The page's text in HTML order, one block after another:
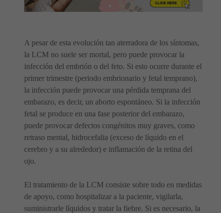
A pesar de esta evolución tan aterradora de los síntomas,
la LCM no suele ser mortal, pero puede provocar la
infección del embrión o del feto. Si esto ocurre durante el
primer trimestre (periodo embrionario y fetal temprano),
la infección puede provocar una pérdida temprana del
embarazo, es decir, un aborto espontáneo. Si la infección
fetal se produce en una fase posterior del embarazo,
puede provocar defectos congénitos muy graves, como
retraso mental, hidrocefalia (exceso de líquido en el
cerebro y a su alrededor) e inflamación de la retina del
ojo.
El tratamiento de la LCM consiste sobre todo en medidas
de apoyo, como hospitalizar a la paciente, vigilarla,
suministrarle líquidos y tratar la fiebre. Si es necesario, la